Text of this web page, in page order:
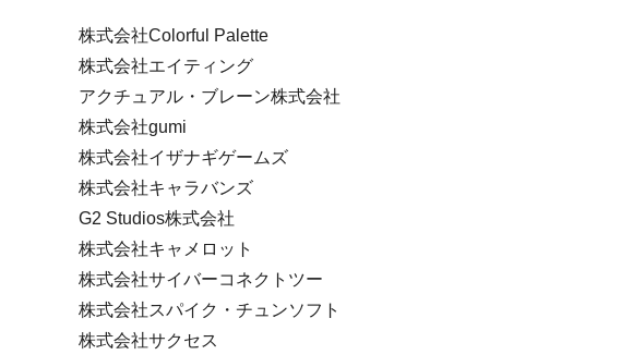
株式会社Colorful Palette
株式会社エイティング
アクチュアル・ブレーン株式会社
株式会社gumi
株式会社イザナギゲームズ
株式会社キャラバンズ
G2 Studios株式会社
株式会社キャメロット
株式会社サイバーコネクトツー
株式会社スパイク・チュンソフト
株式会社サクセス